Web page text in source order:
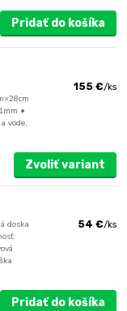
Pridať do košíka
•
vode,
155 €/ks
Zvoliť variant
doska
54 €/ks
Pridať do košíka